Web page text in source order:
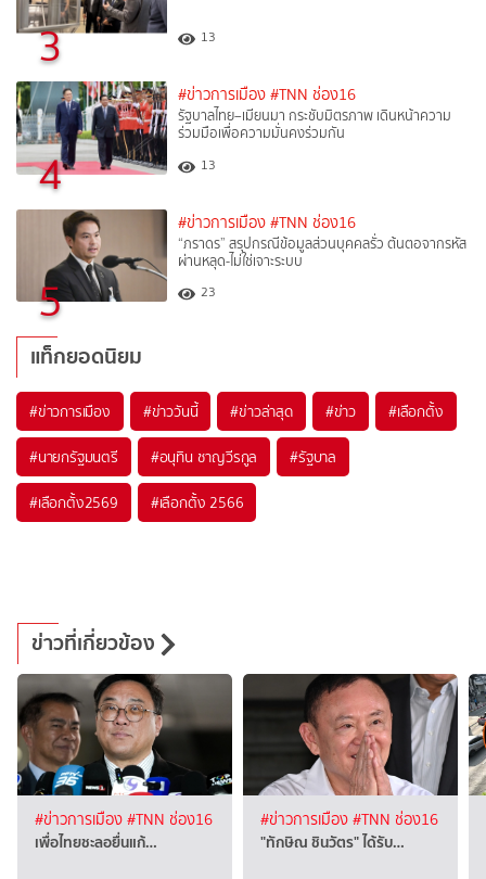
3 13
4
#ข่าวการเมือง #TNN ช่อง16
รัฐบาลไทย–เมียนมา กระชับมิตรภาพ เดินหน้าความ
ร่วมมือเพื่อความมั่นคงร่วมกัน
13
5
#ข่าวการเมือง #TNN ช่อง16
“ภราดร” สรุปกรณีข้อมูลส่วนบุคคลรั่ว ต้นตอจากรหัส
ผ่านหลุด-ไม่ใช่เจาะระบบ
23
แท็กยอดนิยม
#ข่าวการเมือง #ข่าววันนี้ #ข่าวล่าสุด #ข่าว #เลือกตั้ง
#นายกรัฐมนตรี #อนุทิน ชาญวีรกูล #รัฐบาล
#เลือกตั้ง2569 #เลือกตั้ง 2566
ข่าวที่เกี่ยวข้อง
#ข่าวการเมือง#TNN ช่อง16
เพื่อไทยชะลอยื่นแก้…
#ข่าวการเมือง#TNN ช่อง16
"ทักษิณ ชินวัตร" ได้รับ…